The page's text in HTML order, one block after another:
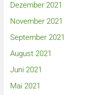
Dezember 2021
November 2021
September 2021
August 2021
Juni 2021
Mai 2021